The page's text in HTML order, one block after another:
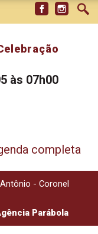
às 07h00
completa
- Coronel
Parábola